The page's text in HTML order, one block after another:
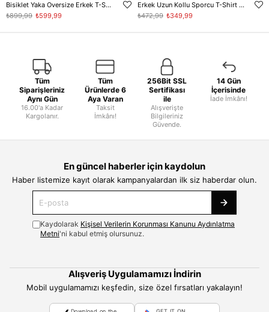
Bisiklet Yaka Oversize Erkek T-Shirt - Lacivert
₺599,99
₺899,99
Erkek Uzun Kollu Sporcu T-Shirt - Gri
₺349,99
₺472,99
Tüm
Siparişleriniz
Aynı Gün
16.00'a Kadar
Kargolanır.
Tüm
Ürünlerde 6
Aya Varan
Taksit
İmkânı!
256Bit SSL
Sertifikası
ile
Alışverişte
Bilgileriniz
Güvende.
14 Gün
İçerisinde
İade İmkânı!
En güncel haberler için kaydolun
Haber listemize kayıt olarak kampanyalardan ilk siz haberdar olun.
Kaydolarak Kişisel Verilerin Korunması Kanunu Aydınlatma
Metni'ni kabul etmiş olursunuz.
Alışveriş Uygulamamızı İndirin
Mobil uygulamamızı keşfedin, size özel fırsatları yakalayın!